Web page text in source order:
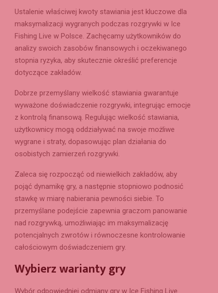
Ustalenie właściwej kwoty stawiania jest kluczowe dla
maksymalizacji wygranych podczas rozgrywki w Ice
Fishing Live w Polsce. Zachęcamy użytkowników do
analizy swoich zasobów finansowych i oczekiwanego
stopnia ryzyka, aby skutecznie określić preferencje
dotyczące zakładów.
Dobrze przemyślany wielkość stawiania gwarantuje
wyważone doświadczenie rozgrywki, integrując emocje
z kontrolą finansową. Regulując wielkość stawiania,
użytkownicy mogą oddziaływać na swoje możliwe
wygrane i straty, dopasowując plan działania do
osobistych zamierzeń rozgrywki.
Zaleca się rozpocząć od niewielkich zakładów, aby
pojąć dynamikę gry, a następnie stopniowo podnosić
stawkę w miarę nabierania pewności siebie. To
przemyślane podejście zapewnia graczom panowanie
nad rozgrywką, umożliwiając im maksymalizację
potencjalnych zwrotów i równoczesne kontrolowanie
całościowym doświadczeniem gry.
Wybierz warianty gry
Wybór odpowiedniej odmiany gry w Ice Fishing Live